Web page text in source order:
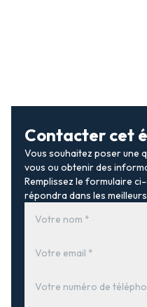
Contacter cet
Vous souhaitez poser une
vous ou obtenir des
Remplissez le formulaire
répondra dans les